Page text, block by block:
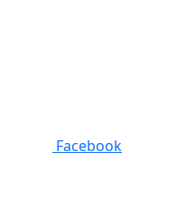
Facebook